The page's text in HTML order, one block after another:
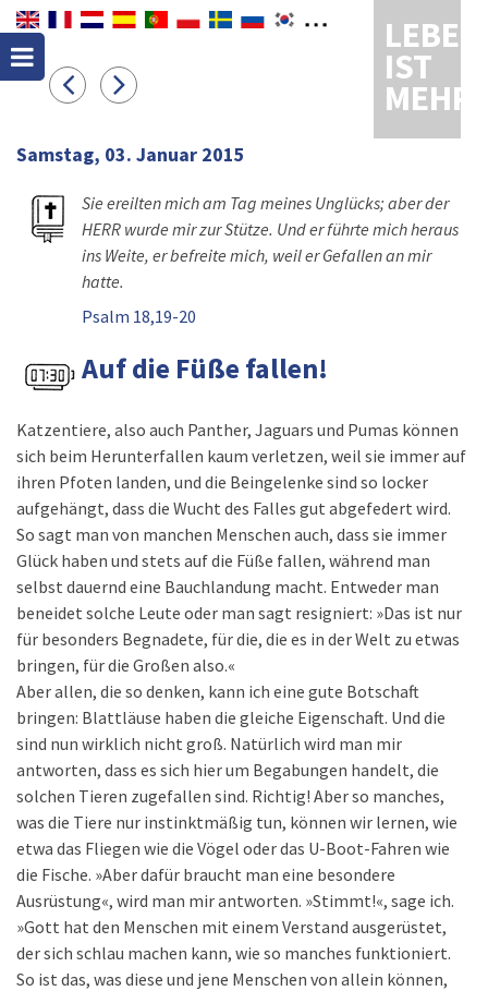
LEBEN
IST
MEHR
Samstag, 03. Januar 2015
Sie ereilten mich am Tag meines Unglücks; aber der
HERR wurde mir zur Stütze. Und er führte mich heraus
ins Weite, er befreite mich, weil er Gefallen an mir
hatte.
Psalm 18,19-20
Auf die Füße fallen!
Katzentiere, also auch Panther, Jaguars und Pumas können
sich beim Herunterfallen kaum verletzen, weil sie immer auf
ihren Pfoten landen, und die Beingelenke sind so locker
aufgehängt, dass die Wucht des Falles gut abgefedert wird.
So sagt man von manchen Menschen auch, dass sie immer
Glück haben und stets auf die Füße fallen, während man
selbst dauernd eine Bauchlandung macht. Entweder man
beneidet solche Leute oder man sagt resigniert: »Das ist nur
für besonders Begnadete, für die, die es in der Welt zu etwas
bringen, für die Großen also.«
Aber allen, die so denken, kann ich eine gute Botschaft
bringen: Blattläuse haben die gleiche Eigenschaft. Und die
sind nun wirklich nicht groß. Natürlich wird man mir
antworten, dass es sich hier um Begabungen handelt, die
solchen Tieren zugefallen sind. Richtig! Aber so manches,
was die Tiere nur instinktmäßig tun, können wir lernen, wie
etwa das Fliegen wie die Vögel oder das U-Boot-Fahren wie
die Fische. »Aber dafür braucht man eine besondere
Ausrüstung«, wird man mir antworten. »Stimmt!«, sage ich.
»Gott hat den Menschen mit einem Verstand ausgerüstet,
der sich schlau machen kann, wie so manches funktioniert.
So ist das, was diese und jene Menschen von allein können,